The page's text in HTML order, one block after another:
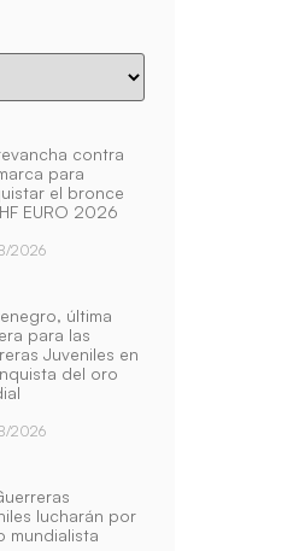
contra
para
el bronce
EURO 2026
2026
última
para las
Juveniles en
del oro
2026
lucharán por
mundialista